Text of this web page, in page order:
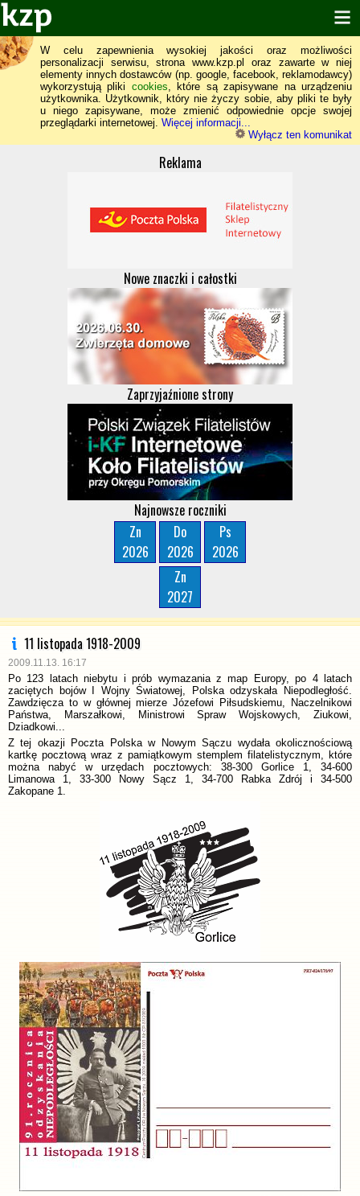
W celu zapewnienia wysokiej jakości oraz możliwości
personalizacji serwisu, strona www.kzp.pl oraz zawarte w niej
elementy innych dostawców (np. google, facebook, reklamodawcy)
wykorzystują pliki cookies, które są zapisywane na urządzeniu
użytkownika. Użytkownik, który nie życzy sobie, aby pliki te były
u niego zapisywane, może zmienić odpowiednie opcje swojej
przeglądarki internetowej. Więcej informacji...
Wyłącz ten komunikat
Reklama
Nowe znaczki i całostki
Zaprzyjaźnione strony
Najnowsze roczniki
Zn
2026
Do
2026
Ps
2026
Zn
2027
11 listopada 1918-2009
2009.11.13. 16:17
Po 123 latach niebytu i prób wymazania z map Europy, po 4 latach
zaciętych bojów I Wojny Światowej, Polska odzyskała Niepodległość.
Zawdzięcza to w głównej mierze Józefowi Piłsudskiemu, Naczelnikowi
Państwa, Marszałkowi, Ministrowi Spraw Wojskowych, Ziukowi,
Dziadkowi...
Z tej okazji Poczta Polska w Nowym Sączu wydała okolicznościową
kartkę pocztową wraz z pamiątkowym stemplem filatelistycznym, które
można nabyć w urzędach pocztowych: 38-300 Gorlice 1, 34-600
Limanowa 1, 33-300 Nowy Sącz 1, 34-700 Rabka Zdrój i 34-500
Zakopane 1.